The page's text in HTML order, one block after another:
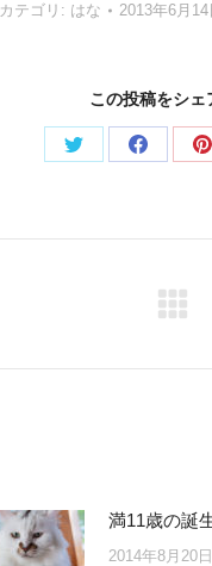
カテゴリ: はな 2013年6月14
この投稿をシェ
Share
Share
満11歳の誕
2014年8月20日